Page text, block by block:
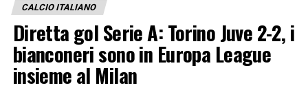
CALCIO ITALIANO
Diretta gol Serie A: Torino Juve 2-2, i
bianconeri sono in Europa League
insieme al Milan